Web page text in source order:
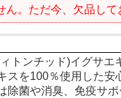
ん。ただ今、欠品して
トンチッド)イグサエ
スを100％使用した安
除菌や消臭、免疫サ